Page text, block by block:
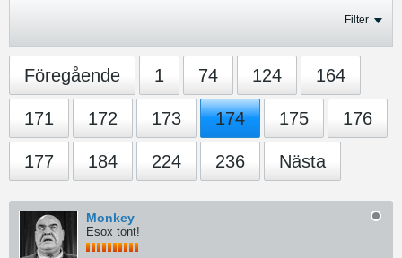
Filter
Föregående 1 74 124 164
171 172 173 174 175 176
177 184 224 236 Nästa
Monkey
Esox tönt!